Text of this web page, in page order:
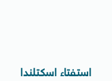
استفتاء اسكتلندا